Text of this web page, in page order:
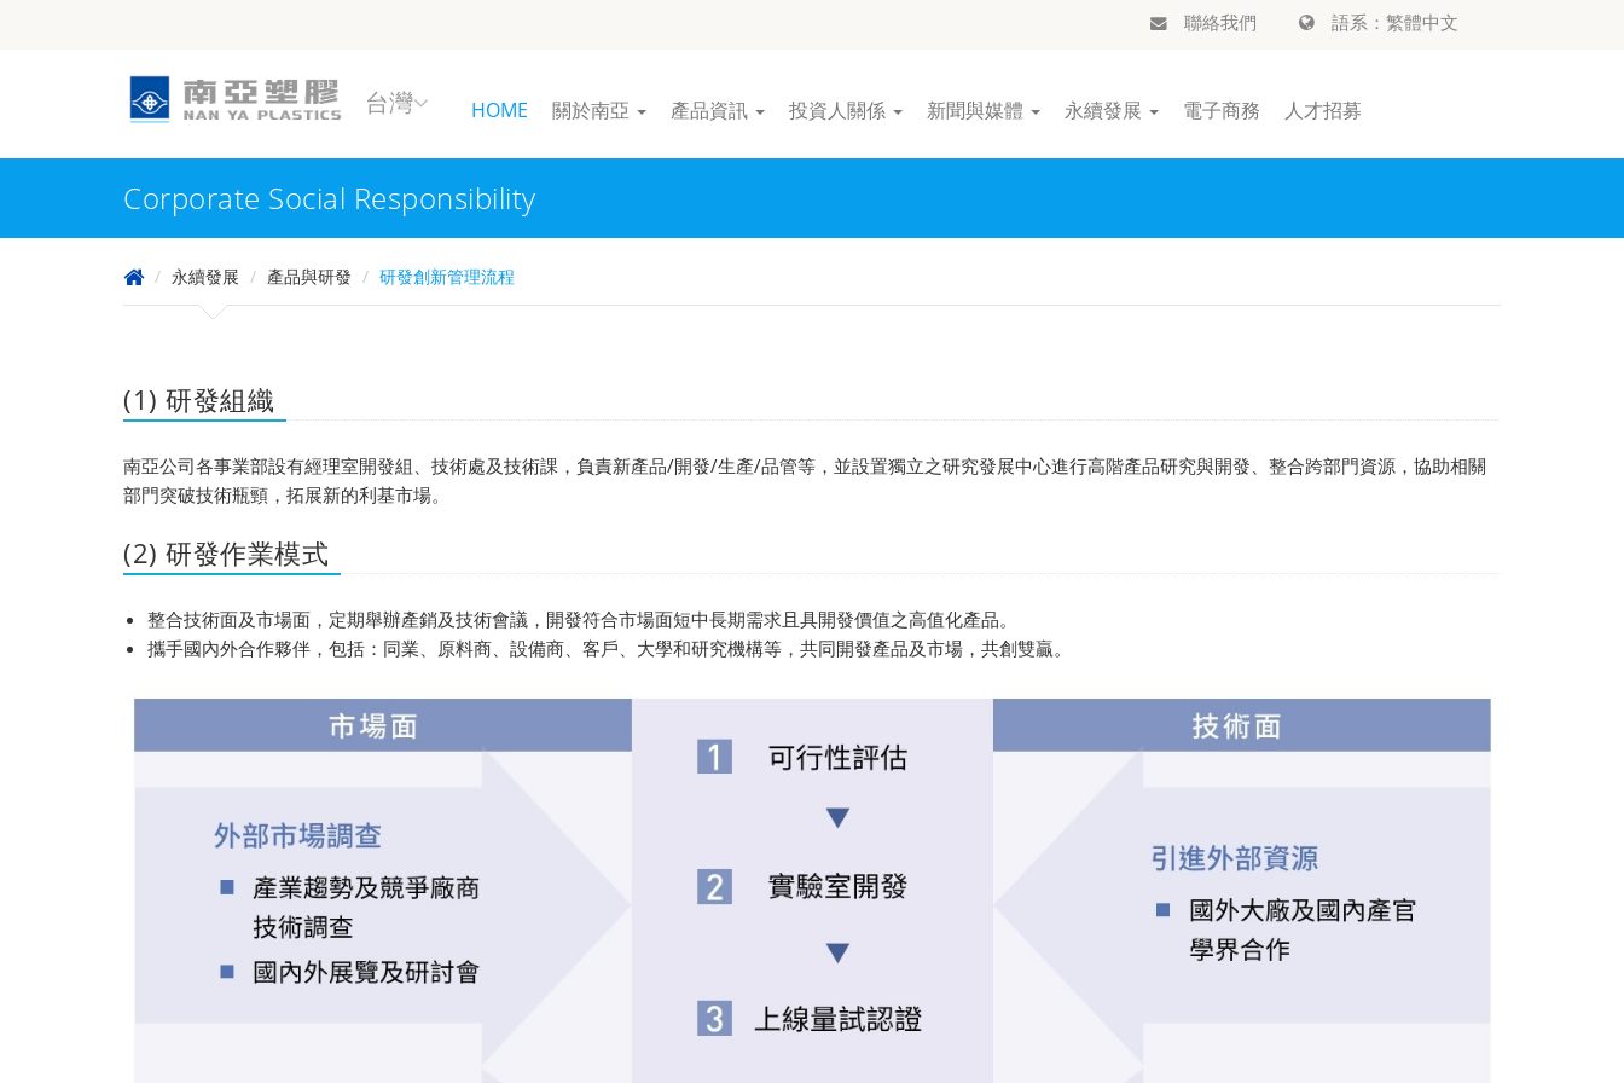
聯絡我們 語系：繁體中文
台灣 HOME 關於南亞 產品資訊 投資人關係 新聞與媒體 永續發展 電子商務 人才招募
Corporate Social Responsibility
永續發展 產品與研發 研發創新管理流程
(1) 研發組織
南亞公司各事業部設有經理室開發組、技術處及技術課，負責新產品/開發/生產/品管等，並設置獨立之研究發展中心進行高階產品研究與開發、整合跨部門資源，協助相關
部門突破技術瓶頸，拓展新的利基市場。
(2) 研發作業模式
整合技術面及市場面，定期舉辦產銷及技術會議，開發符合市場面短中長期需求且具開發價值之高值化產品。
攜手國內外合作夥伴，包括：同業、原料商、設備商、客戶、大學和研究機構等，共同開發產品及市場，共創雙贏。